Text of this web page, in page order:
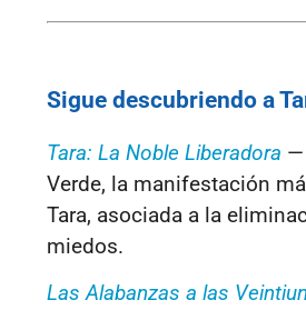
Sigue descubriendo a
Tara: La Noble Liberadora —
Verde, la manifestación
Tara, asociada a la
miedos.
Las Alabanzas a las